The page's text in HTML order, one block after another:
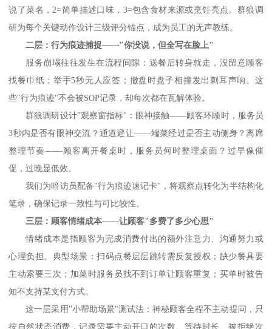
说了菜名，2=简单描述口味， 3=包含食材来源或烹饪亮点。群狼调
研为每个关键动作设计三级评分锚点，成为员工的无声教练。
二层：行为痕迹捕捉——"你没说，但全写在脸上"
服务崩塌往往发生在流程间隙：送餐后转身就走，没留意顾客
找餐巾纸；举手5秒无人应答；撤盘时盘子相撞发出刺耳声响。这
些"行为痕迹"不会被SOP记录，却每次都在瓦解体验。
群狼调研设计"观察窗指标" ：眼神接触——顾客环顾时，服务员
3秒内是否有眼神交流？通道避让——端菜经过是否主动侧身？离席
整理节奏——顾客离开餐桌时，服务员何时整理桌面？过早像催
促，过晚显低效。
我们为暗访员配备"行为痕迹速记卡" ，将观察点转化为半结构化
笔录，确保记录一致性与可比较性。
三层：顾客情绪成本——让顾客" 多费了多少心思"
情绪成本是指顾客为完成消费付出的额外注意力、沟通努力或
心理负担。典型场景：扫码点餐层层跳转需反复授权；缺少餐具要
主动索要三次；加菜时服务员找不到订单让顾客重复；买单时被告
知不支持某支付方式。
这一层采用 "小帮助场景"测试法：神秘顾客全程不主动提问，只
按自然状态消费，记录需要主动开口的次数、等待时长、被拒绝次